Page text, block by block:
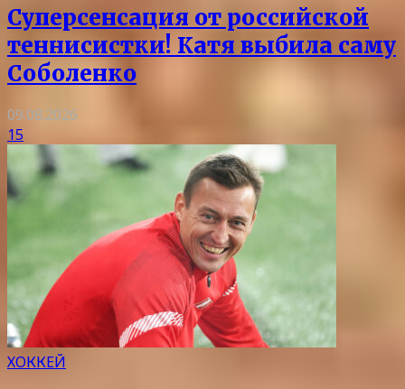
Суперсенсация от российской
теннисистки! Катя выбила саму
Соболенко
09.08.2026
15
ХОККЕЙ